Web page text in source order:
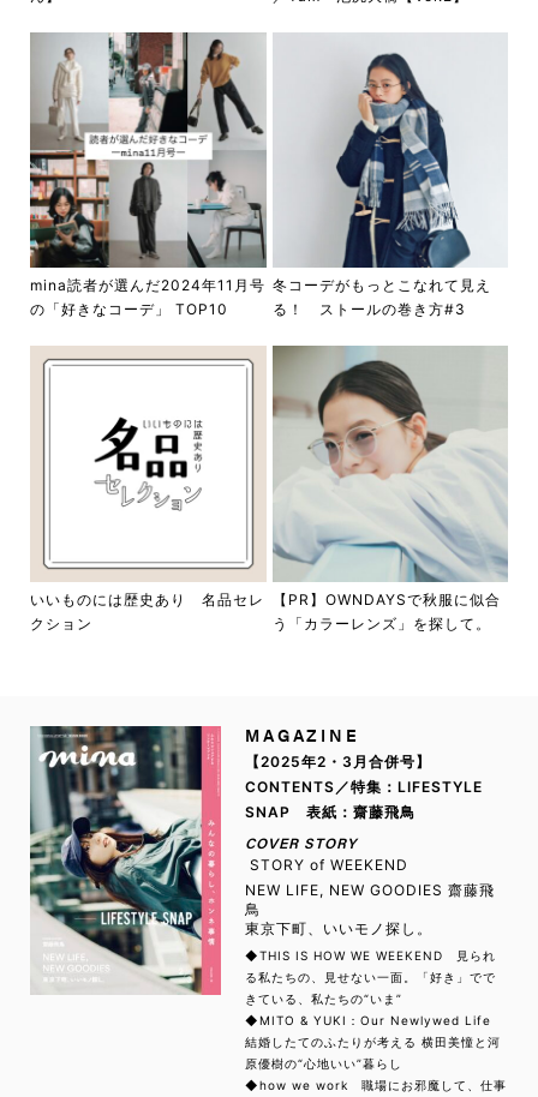
mina読者が選んだ2024年11月号
の「好きなコーデ」 TOP10
冬コーデがもっとこなれて見え
る！ ストールの巻き方#3
いいものには歴史あり 名品セレ
クション
【PR】OWNDAYSで秋服に似合
う「カラーレンズ」を探して。
MAGAZINE
【2025年2・3月合併号】
CONTENTS／特集：LIFESTYLE
SNAP 表紙：齋藤飛鳥
COVER STORY
STORY of WEEKEND
NEW LIFE, NEW GOODIES 齋藤飛
鳥
東京下町、いいモノ探し。
◆THIS IS HOW WE WEEKEND 見られ
る私たちの、見せない一面。「好き」でで
きている、私たちの“いま”
◆MITO & YUKI：Our Newlywed Life
結婚したてのふたりが考える 横田美憧と河
原優樹の“心地いい”暮らし
◆how we work 職場にお邪魔して、仕事